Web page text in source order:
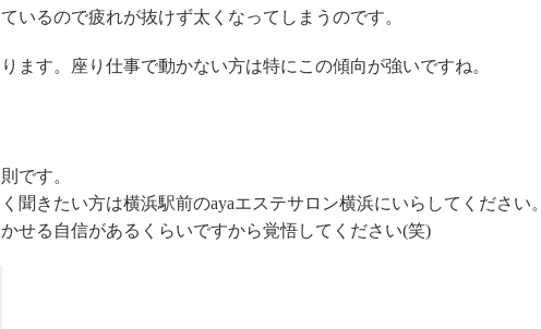
いるので疲れが抜けず太くなってしまうのです。
ます。座り仕事で動かない方は特にこの傾向が強いですね。
です。
聞きたい方は横浜駅前のayaエステサロン横浜にいらしてください。
せる自信があるくらいですから覚悟してください(笑)